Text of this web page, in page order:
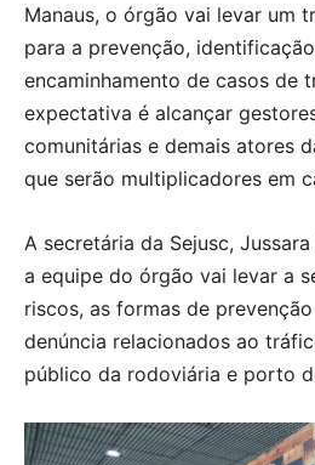
Manaus, o órgão vai levar um
para a prevenção,
encaminhamento de casos de
expectativa é alcançar
comunitárias e demais atores
que serão multiplicadores em
A secretária da Sejusc,
a equipe do órgão vai levar a
riscos, as formas de
denúncia relacionados ao
público da rodoviária e porto